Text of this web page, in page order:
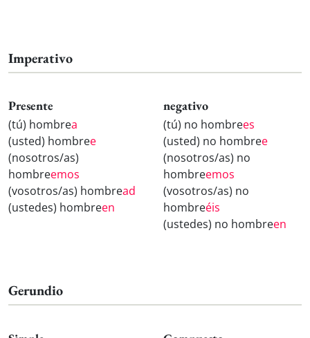
Imperativo
Presente
(tú) hombrea
(usted) hombree
(nosotros/as)
hombreemos
(vosotros/as) hombread
(ustedes) hombreen
negativo
(tú) no hombrees
(usted) no hombree
(nosotros/as) no
hombreemos
(vosotros/as) no
hombreéis
(ustedes) no hombreen
Gerundio